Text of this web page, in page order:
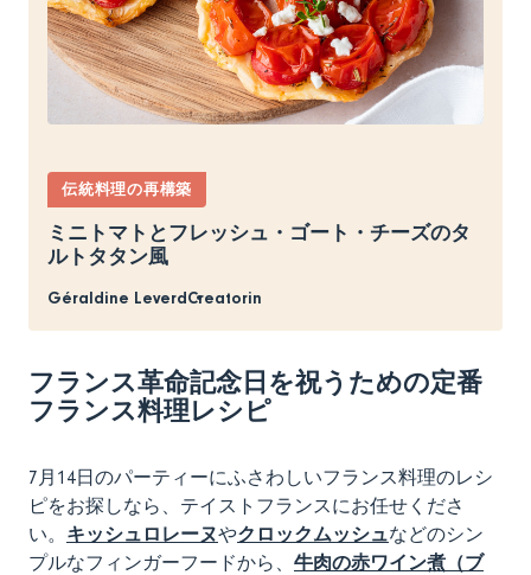
伝統料理の再構築
ミニトマトとフレッシュ・ゴート・チーズのタ
ルトタタン風
Géraldine LeverdCreatorin
フランス革命記念日を祝うための定番
フランス料理レシピ
7月14日のパーティーにふさわしいフランス料理のレシ
ピをお探しなら、テイストフランスにお任せくださ
い。 キッシュロレーヌやクロックムッシュなどのシン
プルなフィンガーフードから、 牛肉の赤ワイン煮（ブ